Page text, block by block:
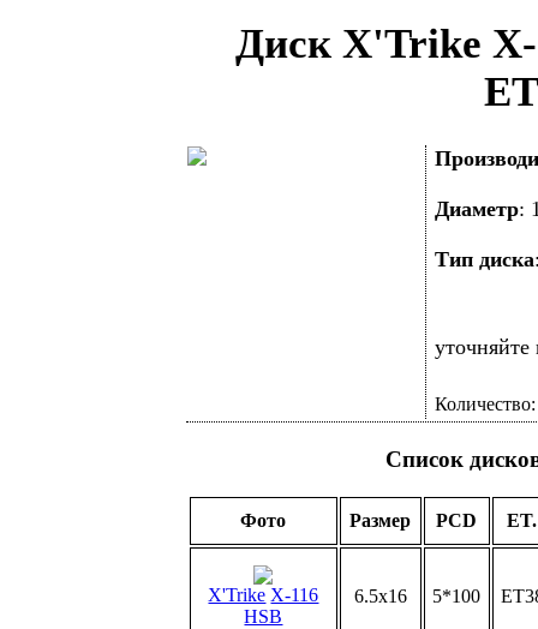
Диск X'Trike X-
Диаметр:
Тип диска
Список
Фото Размер PCD ET.
X'Trike X-116
HSB
6.5x16 5*100